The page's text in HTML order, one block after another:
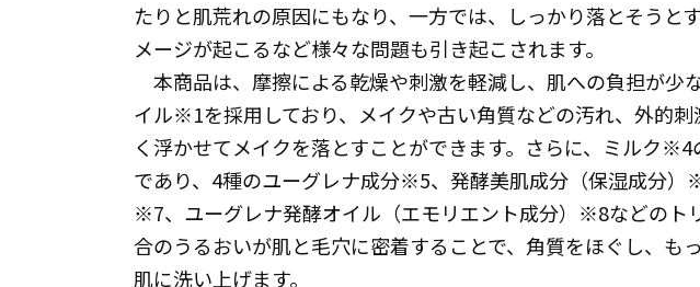
たりと肌荒れの原因にもなり、一方では、しっかり落とそうと
メージが起こるなど様々な問題も引き起こされます。
本商品は、摩擦による乾燥や刺激を軽減し、肌への負担が少
イル※1を採用しており、メイクや古い角質などの汚れ、外的
く浮かせてメイクを落とすことができます。さらに、ミルク
であり、4種のユーグレナ成分※5、発酵美肌成分（保湿成分
※7、ユーグレナ発酵オイル（エモリエント成分）※8などのト
合のうるおいが肌と毛穴に密着することで、角質をほぐし、も
肌に洗い上げます。